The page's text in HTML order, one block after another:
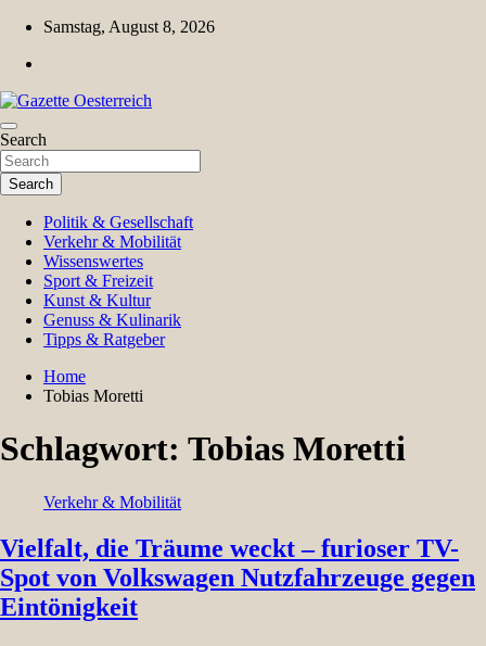
Skip
content
Samstag, August 8, 2026
Gazette Oesterreich
Magazin für Freizeit, Politik, Kultur & Wissenschaft
Search
Search
Politik & Gesellschaft
Verkehr & Mobilität
Wissenswertes
Sport & Freizeit
Kunst & Kultur
Genuss & Kulinarik
Tipps & Ratgeber
Home
Tobias Moretti
Schlagwort: Tobias Moretti
Verkehr & Mobilität
Vielfalt, die Träume weckt – furioser TV-
Spot von Volkswagen Nutzfahrzeuge gegen
Eintönigkeit